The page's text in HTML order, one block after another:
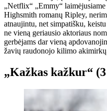
„Netflix“ „Emmy“
Highsmith romanų Ripley,
atnaujintu, net simpatišku,
ne vieną geriausio aktoriaus
gerbėjams dar vieną
žavių raudonojo kilimo
„Kažkas kažkur“ (3